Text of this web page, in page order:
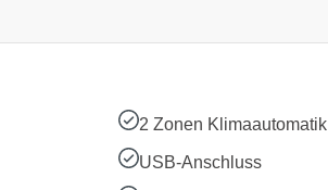
2 Zonen Klimaautomatik
USB-Anschluss